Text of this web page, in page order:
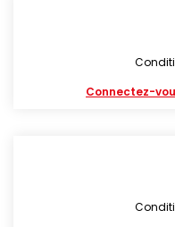
Connectez-